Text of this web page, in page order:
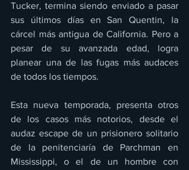
Tucker, termina siendo enviado a pasar
sus últimos días en San Quentin, la
cárcel más antigua de California. Pero a
pesar de su avanzada edad, logra
planear una de las fugas más audaces
de todos los tiempos.
Esta nueva temporada, presenta otros
de los casos más notorios, desde el
audaz escape de un prisionero solitario
de la penitenciaría de Parchman en
Mississippi, o el de un hombre con